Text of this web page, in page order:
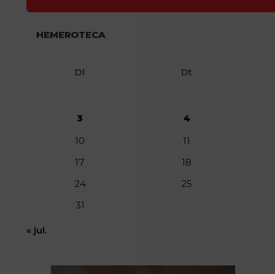
HEMEROTECA
Dl Dt
3
4
10
11
17
18
24
25
31
« jul.